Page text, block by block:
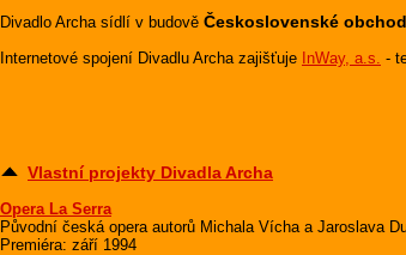
Divadlo Archa sídlí v budově Československé
Internetové spojení Divadlu Archa zajišťuje InWay, a.s. -
Vlastní projekty Divadla Archa
Opera La Serra
Původní česká opera autorů Michala Vícha a Jaroslava
Premiéra: září 1994